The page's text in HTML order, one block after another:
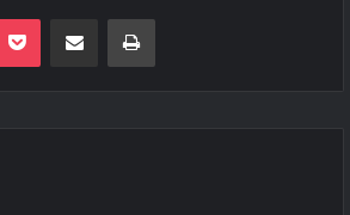
Pocket E-Posta ile paylaş Yazdır